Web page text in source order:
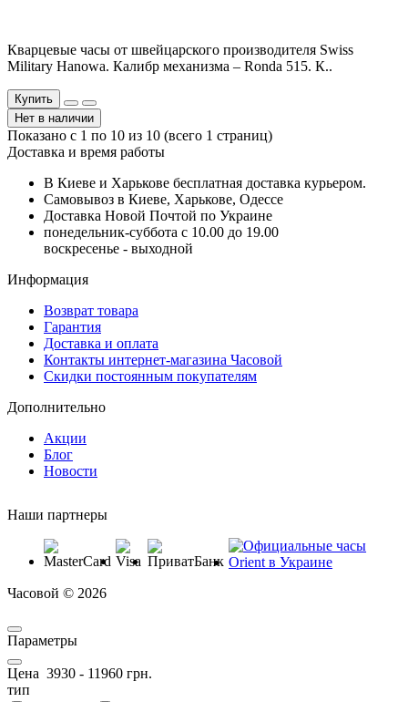
Кварцевые часы от швейцарского производителя Swiss
Military Hanowa. Калибр механизма – Ronda 515. К..
Купить
Нет в наличии
Показано с 1 по 10 из 10 (всего 1 страниц)
Доставка и время работы
В Киеве и Харькове бесплатная доставка курьером.
Самовывоз в Киеве, Харькове, Одессе
Доставка Новой Почтой по Украине
понедельник-суббота с 10.00 до 19.00
воскресенье - выходной
Информация
Возврат товара
Гарантия
Доставка и оплата
Контакты интернет-магазина Часовой
Скидки постоянным покупателям
Дополнительно
Акции
Блог
Новости
Наши партнеры
Часовой © 2026
Параметры
Цена 3930 - 11960 грн.
тип